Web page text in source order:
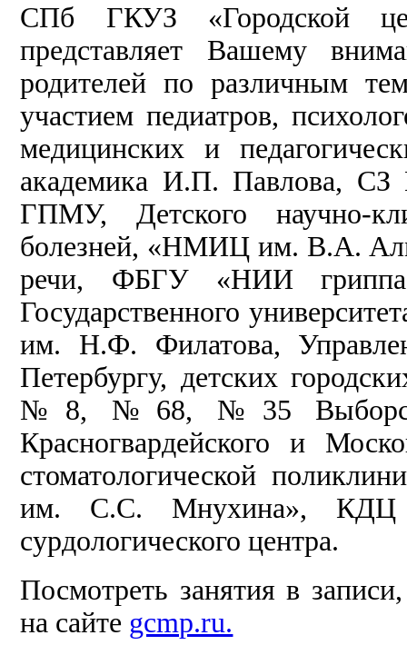
СПб ГКУЗ «Городской
представляет Вашему
родителей по различным
участием педиатров,
медицинских и
академика И.П. Павлова,
ГПМУ, Детского научно-
болезней, «НМИЦ им. В.А.
речи, ФБГУ «НИИ
Государственного
им. Н.Ф. Филатова,
Петербургу, детских
№8, №68, №35
Красногвардейского и
стоматологической
им. С.С. Мнухина», КДЦ
сурдологического центра.
Посмотреть занятия в
на сайте gcmp.ru.